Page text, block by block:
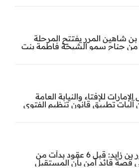
شاهين المرر يفتتح المرحلة
من جناح سمو الشيخة فاطمة بنت
المقاصد
للإفتاء والنيابة العامة
آليات تطبيق قانون تنظيم الفتوى
منصور بن زايد: قبل 6 عقود بدأت من
قصة قائد آمن بأن المستقبل